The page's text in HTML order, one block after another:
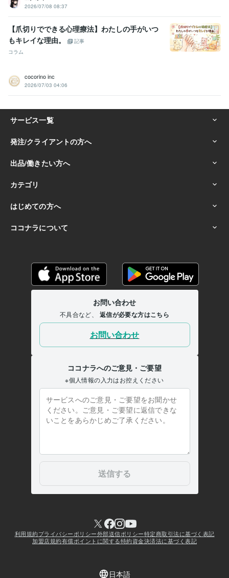
2026/07/08 08:37
【爪切りでできる心理療法】わたしの手がいつ
もキレイな理由。
記事
コラム
cocorino inc
2026/07/03 04:06